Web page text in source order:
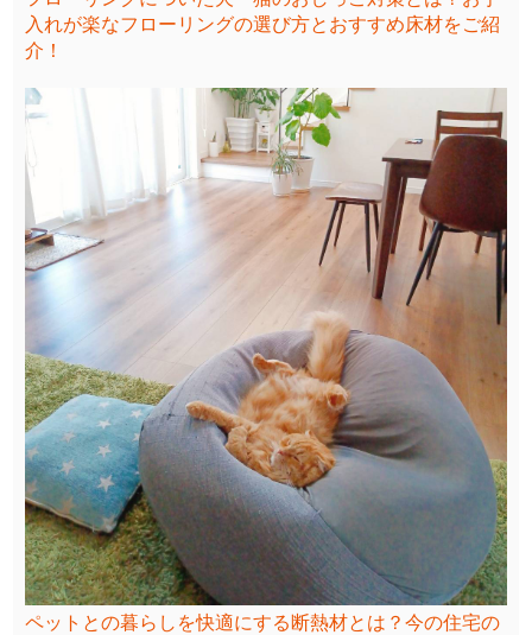
入れが楽なフローリングの選び方とおすすめ床材をご紹
介！
ペットとの暮らしを快適にする断熱材とは？今の住宅の